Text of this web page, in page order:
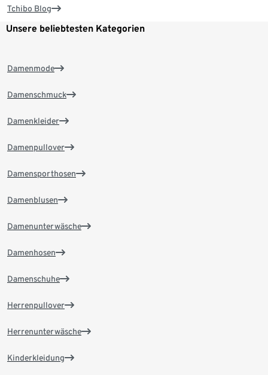
Tchibo Blog
Unsere beliebtesten Kategorien
Damenmode
Damenschmuck
Damenkleider
Damenpullover
Damensporthosen
Damenblusen
Damenunterwäsche
Damenhosen
Damenschuhe
Herrenpullover
Herrenunterwäsche
Kinderkleidung